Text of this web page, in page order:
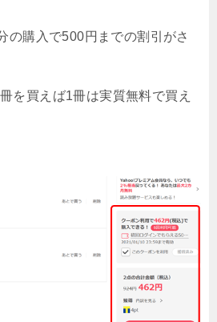
の購入で500円までの割引がさ
を買えば1冊は実質無料で買え